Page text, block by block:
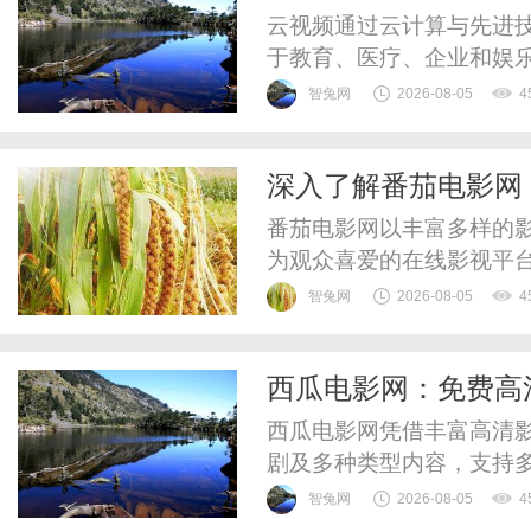
云视频通过云计算与先进
于教育、医疗、企业和娱
智兔网 2026-08-05
深入了解番茄电影
展前景
番茄电影网以丰富多样的
为观众喜爱的在线影视平
智兔网 2026-08-05
西瓜电影网：免费
西瓜电影网凭借丰富高清
剧及多种类型内容，支持
智兔网 2026-08-05